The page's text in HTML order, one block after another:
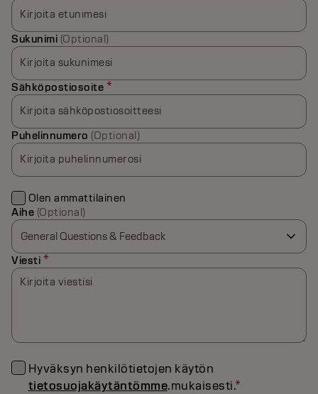
Kirjoita etunimesi
Sukunimi (Optional)
Kirjoita sukunimesi
Sähköpostiosoite *
Kirjoita sähköpostiosoitteesi
Puhelinnumero (Optional)
Kirjoita puhelinnumerosi
Olen ammattilainen
Aihe (Optional)
Viesti *
Kirjoita viestisi
Hyväksyn henkilötietojen käytön
tietosuojakäytäntömme.mukaisesti.*